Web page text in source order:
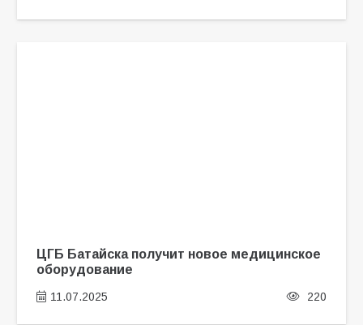
ЦГБ Батайска получит новое медицинское
оборудование
11.07.2025 220